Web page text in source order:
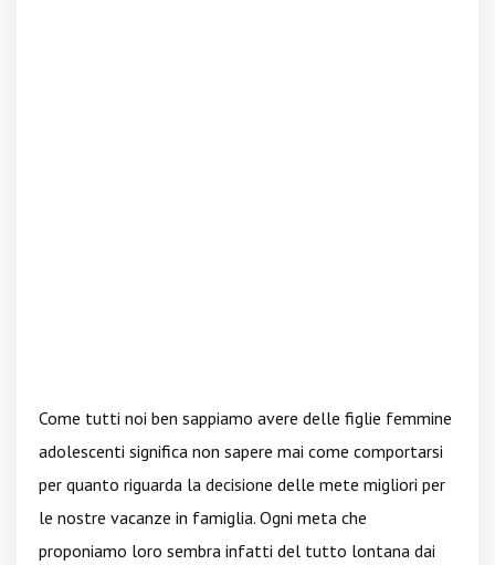
Come tutti noi ben sappiamo avere delle figlie femmine
adolescenti significa non sapere mai come comportarsi
per quanto riguarda la decisione delle mete migliori per
le nostre vacanze in famiglia. Ogni meta che
proponiamo loro sembra infatti del tutto lontana dai